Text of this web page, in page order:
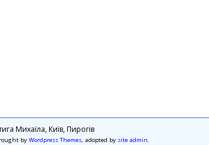
Михаїла, Київ, Пирогів
by Wordpress Themes, adopted by site admin.